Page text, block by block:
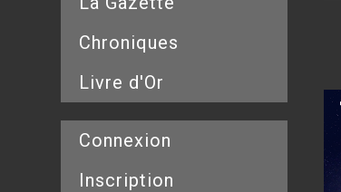
Chroniques
Livre d'Or
Connexion
Inscription